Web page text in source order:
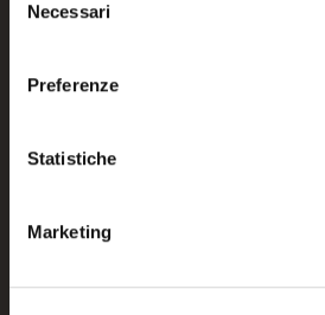
delNecessari
Preferenze
Statistiche
Marketing
Details and